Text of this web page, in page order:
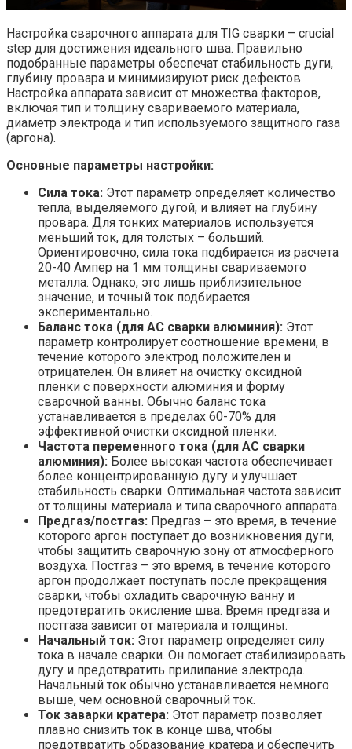
Настройка сварочного аппарата для TIG сварки – crucial
step для достижения идеального шва. Правильно
подобранные параметры обеспечат стабильность дуги,
глубину провара и минимизируют риск дефектов.
Настройка аппарата зависит от множества факторов,
включая тип и толщину свариваемого материала,
диаметр электрода и тип используемого защитного газа
(аргона).
Основные параметры настройки:
Сила тока: Этот параметр определяет количество
тепла, выделяемого дугой, и влияет на глубину
провара. Для тонких материалов используется
меньший ток, для толстых – больший.
Ориентировочно, сила тока подбирается из расчета
20-40 Ампер на 1 мм толщины свариваемого
металла. Однако, это лишь приблизительное
значение, и точный ток подбирается
экспериментально.
Баланс тока (для AC сварки алюминия): Этот
параметр контролирует соотношение времени, в
течение которого электрод положителен и
отрицателен. Он влияет на очистку оксидной
пленки с поверхности алюминия и форму
сварочной ванны. Обычно баланс тока
устанавливается в пределах 60-70% для
эффективной очистки оксидной пленки.
Частота переменного тока (для AC сварки
алюминия): Более высокая частота обеспечивает
более концентрированную дугу и улучшает
стабильность сварки. Оптимальная частота зависит
от толщины материала и типа сварочного аппарата.
Предгаз/постгаз: Предгаз – это время, в течение
которого аргон поступает до возникновения дуги,
чтобы защитить сварочную зону от атмосферного
воздуха. Постгаз – это время, в течение которого
аргон продолжает поступать после прекращения
сварки, чтобы охладить сварочную ванну и
предотвратить окисление шва. Время предгаза и
постгаза зависит от материала и толщины.
Начальный ток: Этот параметр определяет силу
тока в начале сварки. Он помогает стабилизировать
дугу и предотвратить прилипание электрода.
Начальный ток обычно устанавливается немного
выше, чем основной сварочный ток.
Ток заварки кратера: Этот параметр позволяет
плавно снизить ток в конце шва, чтобы
предотвратить образование кратера и обеспечить